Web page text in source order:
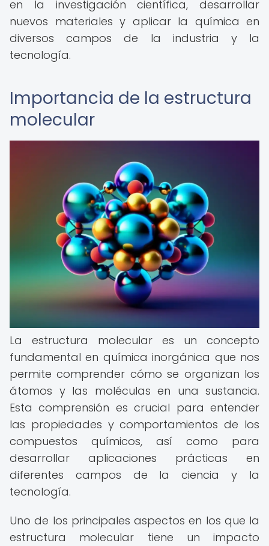
en la investigación científica, desarrollar
nuevos materiales y aplicar la química en
diversos campos de la industria y la
tecnología.
Importancia de la estructura
molecular
La estructura molecular es un concepto
fundamental en química inorgánica que nos
permite comprender cómo se organizan los
átomos y las moléculas en una sustancia.
Esta comprensión es crucial para entender
las propiedades y comportamientos de los
compuestos químicos, así como para
desarrollar aplicaciones prácticas en
diferentes campos de la ciencia y la
tecnología.
Uno de los principales aspectos en los que la
estructura molecular tiene un impacto